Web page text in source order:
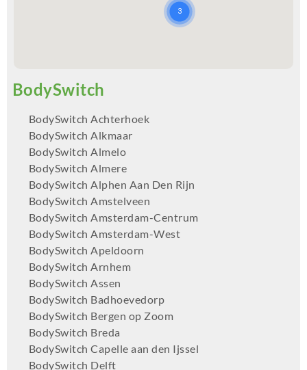
BodySwitch Achterhoek
BodySwitch Alkmaar
BodySwitch Almelo
BodySwitch Almere
BodySwitch Alphen Aan Den Rijn
BodySwitch Amstelveen
BodySwitch Amsterdam-Centrum
BodySwitch Amsterdam-West
BodySwitch Apeldoorn
BodySwitch Arnhem
BodySwitch Assen
BodySwitch Badhoevedorp
BodySwitch Bergen op Zoom
BodySwitch Breda
BodySwitch Capelle aan den Ijssel
BodySwitch Delft